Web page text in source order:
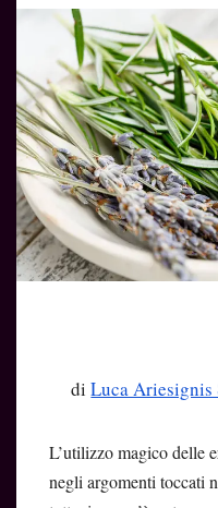
diLuca
L’utilizzo magico delle
negli argomenti toccati